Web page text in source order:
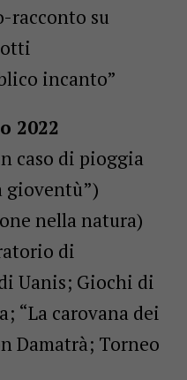
racconto su
incanto”
2022
caso di pioggia
gioventù”)
nella natura)
di
Uanis; Giochi di
“La carovana dei
Damatrà; Torneo